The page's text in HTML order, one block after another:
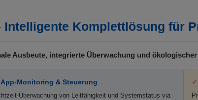
Intelligente Komplettlösung für
Ausbeute, integrierte Überwachung und
Monitoring & Steuerung
Überwachung von Leitfähigkeit und Systemstatus via